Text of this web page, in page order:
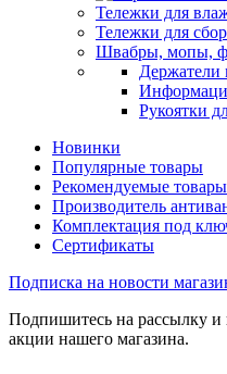
Тележки для
Тележки для
Швабры, мопы,
Держатели
Рукоятки
Новинки
Популярные товары
Рекомендуемые товары
Производитель
Комплектация под
Сертификаты
Подписка на новости
Подпишитесь на рассылку и
акции нашего магазина.